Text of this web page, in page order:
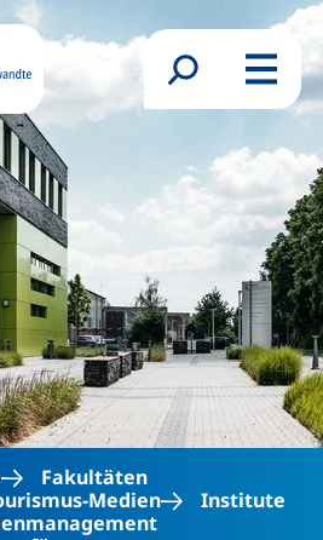
Suchformular
Menü
Fakultäten
Medien
Institute